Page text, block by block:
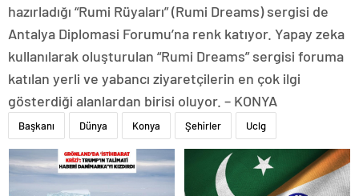
hazırladığı “Rumi Rüyaları” (Rumi Dreams) sergisi de
Antalya Diplomasi Forumu’na renk katıyor. Yapay zeka
kullanılarak oluşturulan “Rumi Dreams” sergisi foruma
katılan yerli ve yabancı ziyaretçilerin en çok ilgi
gösterdiği alanlardan birisi oluyor. – KONYA
Başkanı Dünya Konya Şehirler Uclg